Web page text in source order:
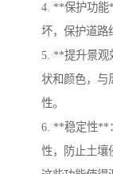
4. **保护功能
坏，保护道路
5. **提升景观
状和颜色，与
性。
6. **稳定性**
性，防止土壤